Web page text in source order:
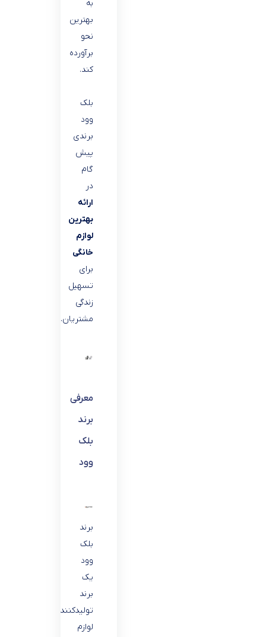
به
بهترین
نحو
برآورده
کند.
بلک
وود
برندی
پیش
گام
در
ارائه
بهترین
لوازم
خانگی
برای
تسهیل
زندگی
مشتریان.
معرفی
برند
بلک
وود
برند
بلک
وود
یک
برند
تولید‌کننده
لوازم